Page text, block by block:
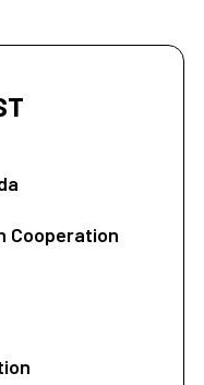
Cooperation